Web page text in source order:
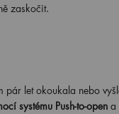
zaskočit.
let okoukala nebo
systému Push-to-open a